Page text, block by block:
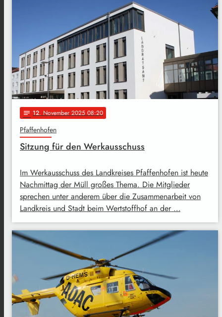
notes 12. November 2025 08:20
Pfaffenhofen
Sitzung für den Werkausschuss
Im Werkausschuss des Landkreises Pfaffenhofen ist heute
Nachmittag der Müll großes Thema. Die Mitglieder
sprechen unter anderem über die Zusammenarbeit von
Landkreis und Stadt beim Wertstoffhof an der …